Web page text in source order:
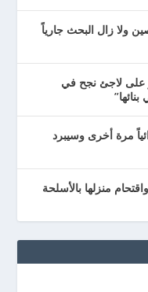
زال البحث جارياً
على لاجئ نجح في
مرة أخرى وسيبرد
تبلغ من العمر 20 عاماً واقتحام منزلها بالأسلحة